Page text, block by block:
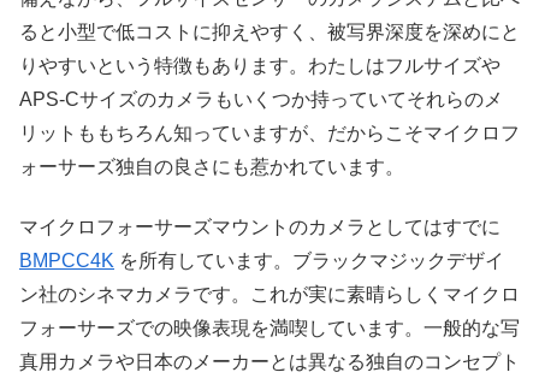
ると小型で低コストに抑えやすく、被写界深度を深めにと
りやすいという特徴もあります。わたしはフルサイズや
APS-Cサイズのカメラもいくつか持っていてそれらのメ
リットももちろん知っていますが、だからこそマイクロフ
ォーサーズ独自の良さにも惹かれています。
マイクロフォーサーズマウントのカメラとしてはすでに
BMPCC4K を所有しています。ブラックマジックデザイ
ン社のシネマカメラです。これが実に素晴らしくマイクロ
フォーサーズでの映像表現を満喫しています。一般的な写
真用カメラや日本のメーカーとは異なる独自のコンセプト